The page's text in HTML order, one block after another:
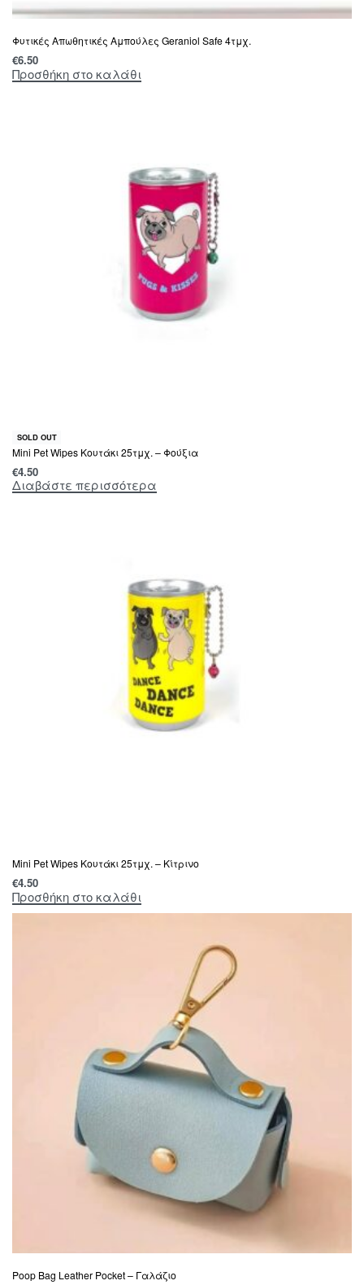
Φυτικές Απωθητικές Αμπούλες Geraniol Safe 4τμχ.
€6.50
Προσθήκη στο καλάθι
SOLD OUT
Mini Pet Wipes Κουτάκι 25τμχ. – Φούξια
€4.50
Διαβάστε περισσότερα
Mini Pet Wipes Κουτάκι 25τμχ. – Κίτρινο
€4.50
Προσθήκη στο καλάθι
Poop Bag Leather Pocket – Γαλάζιο